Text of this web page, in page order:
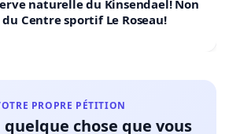
naturelle du Kinsendael! Non
Centre sportif Le Roseau!
PROPRE PÉTITION
quelque chose que vous